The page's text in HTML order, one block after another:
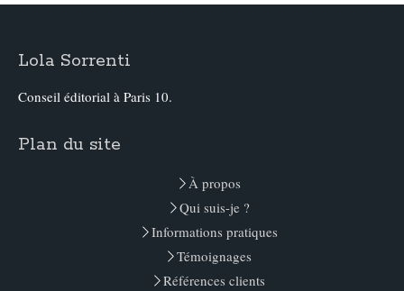
Lola Sorrenti
Conseil éditorial à Paris 10.
Plan du site
À propos
Qui suis-je ?
Informations pratiques
Témoignages
Références clients